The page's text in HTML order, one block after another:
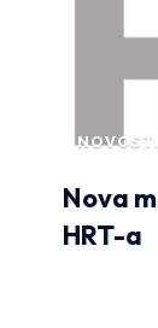
NOVOSTI
Nova
HRT-a